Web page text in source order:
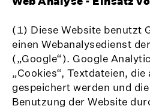
(1) Diese Website benutzt
einen Webanalysedienst
(„Google“). Google
„Cookies“, Textdateien,
gespeichert werden und
Benutzung der Website